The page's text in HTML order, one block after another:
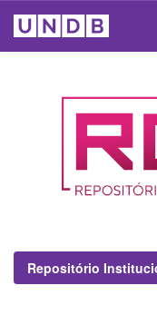
Repositório